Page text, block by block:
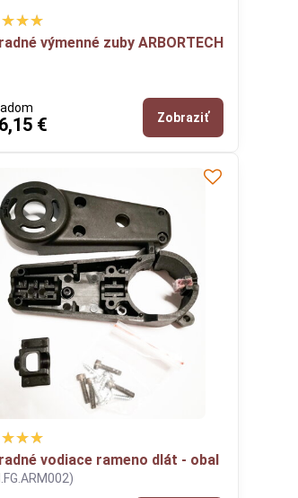
výmenné zuby ARBORTECH
€ Zobraziť
vodiace rameno dlát - obal